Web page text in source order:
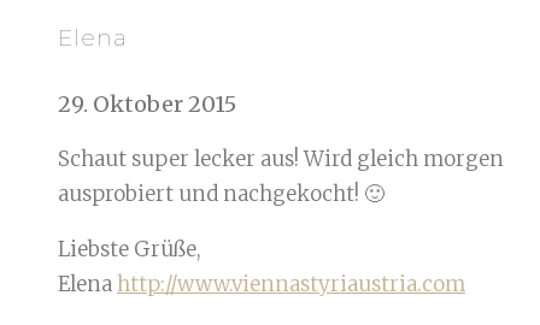
Elena
29. Oktober 2015
Schaut super lecker aus! Wird gleich morgen
ausprobiert und nachgekocht! 🙂
Liebste Grüße,
Elenahttp://www.viennastyriaustria.com